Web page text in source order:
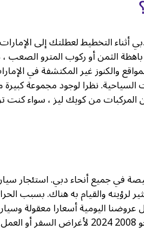
سيارات رخيصة في دبي أثناء التخطيط لعطلتك إلى
الثمن أو ركوب المترو الصعب
والكنوز غير المكتشفة في
نظرا لوجود مجموعة
من كويك ليز ، سواء كنت
في جميع أنحاء دبي. استئجار
لرؤيته والقيام به هناك. بسبب
اليومية أسعارا معقولة
وخدمة ودية. توفر كويك ليز كل ما تحتاجه لتأجير السيارات في دبي، سواء كنت تستأجر